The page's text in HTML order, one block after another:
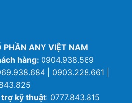
PHẦN ANY VIỆT NAM
hàng: 0904.938.569
| 0903.228.661 |
trợ kỹ thuật: 0777.843.815